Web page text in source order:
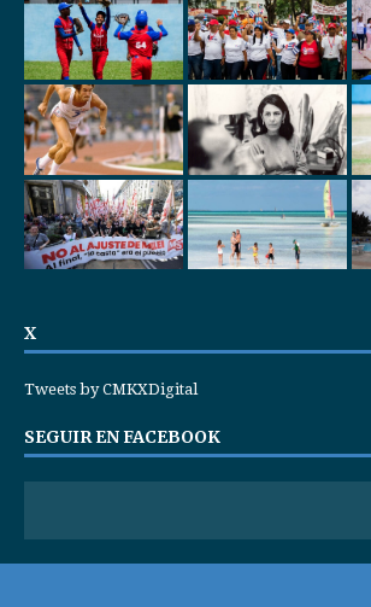
X
Tweets by CMKXDigital
SEGUIR EN FACEBOOK